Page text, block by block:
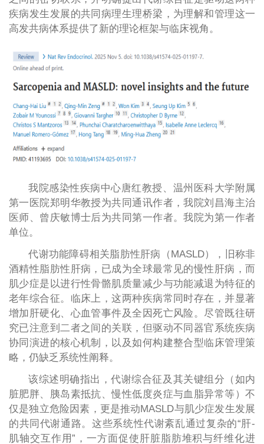
疾病发生发展的共同病理生理桥梁，为理解和管理这一
高发共病体系提供了新的理论框架与临床视角。
我院感染性疾病中心唐红教授、温州医科大学附属
第一医院郑明华教授为共同通讯作者，我院刘昌海主治
医师、曾庆敏博士后为共同第一作者。我院为第一作者
单位。
代谢功能障碍相关脂肪性肝病（MASLD），旧称非
酒精性脂肪性肝病，已成为全球最常见的慢性肝病，而
肌少症是以进行性骨骼肌质量减少与功能减退为特征的
老年综合征。临床上，这两种疾病常同时存在，并显著
增加肝硬化、心血管事件及全因死亡风险。尽管既往研
究已注意到二者之间的关联，但驱动不同器官系统疾病
协同演进的核心机制，以及如何构建整合型临床管理策
略，仍缺乏系统性阐释。
该综述明确指出，代谢综合征及其关键组分（如内
脏肥胖、胰岛素抵抗、慢性低度炎症与血脂异常等）不
仅是独立危险因素，更是推动MASLD与肌少症发生发展
的共同代谢通路。这些系统性代谢紊乱通过复杂的“肝-
肌轴交互作用”，一方面促使肝脏脂肪堆积与纤维化进